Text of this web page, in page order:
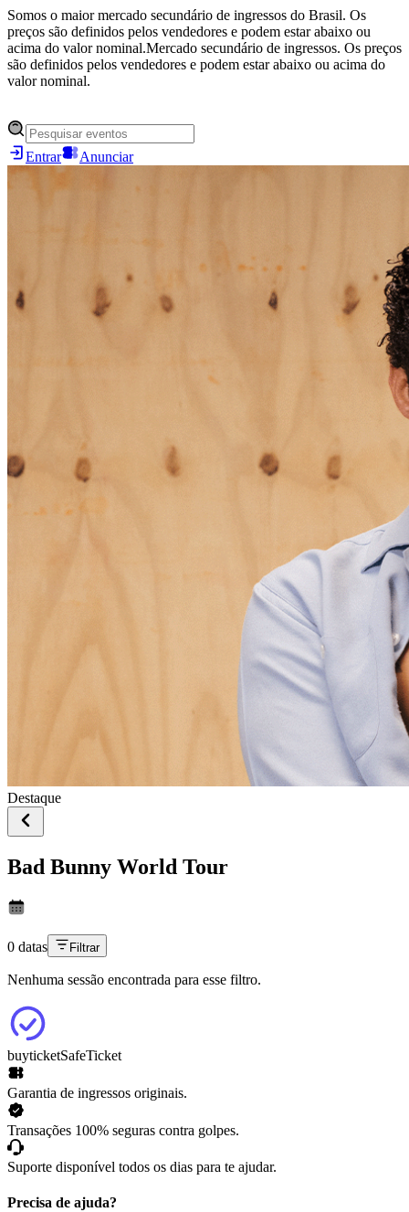
Somos o maior mercado secundário de ingressos do Brasil. Os
preços são definidos pelos vendedores e podem estar abaixo ou
acima do valor nominal.Mercado secundário de ingressos. Os preços
são definidos pelos vendedores e podem estar abaixo ou acima do
valor nominal.
Entrar Anunciar
Destaque
Bad Bunny World Tour
0 datas Filtrar
Nenhuma sessão encontrada para esse filtro.
buyticketSafeTicket
Garantia de ingressos originais.
Transações 100% seguras contra golpes.
Suporte disponível todos os dias para te ajudar.
Precisa de ajuda?